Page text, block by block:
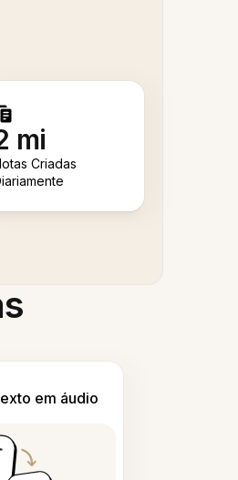
mi
Criadas
em áudio